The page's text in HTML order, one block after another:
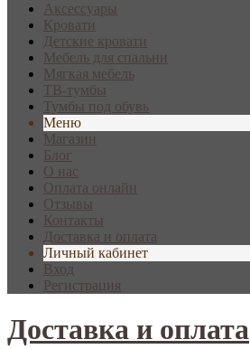
Аксессуары
Кровати
Детские кровати
Мебель для спальни
Мягкая мебель
ТВ-тумбы
Тумбы под обувь
Меню
Магазин
Блог
О нас
Оплата онлайн
Отзывы
Контакты
Доставка и оплата
Личный кабинет
Вход
Регистрация
Доставка и оплата